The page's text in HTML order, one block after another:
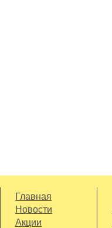
Главная
Новости
Акции